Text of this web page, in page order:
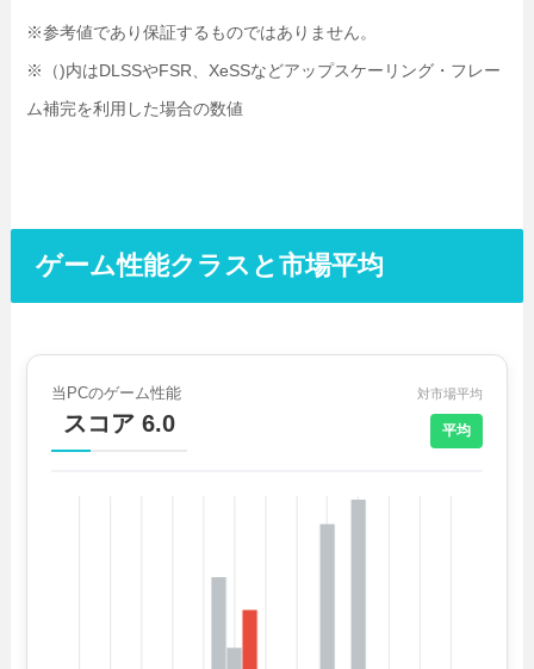
※参考値であり保証するものではありません。
※（)内はDLSSやFSR、XeSSなどアップスケーリング・フレー
ム補完を利用した場合の数値
ゲーム性能クラスと市場平均
当PCのゲーム性能
スコア 6.0
対市場平均
平均